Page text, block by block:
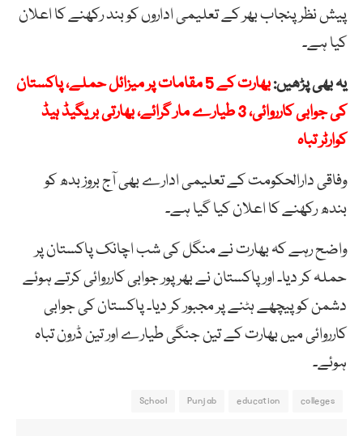
پیش نظر پنجاب بھر کے تعلیمی اداروں کو بند رکھنے کا اعلان
کیا ہے۔
یہ بھی پڑھیں:
بھارت کے 5 مقامات پر میزائل حملے، پاکستان
کی جوابی کارروائی، 3 طیارے مار گرائے، بھارتی بریگیڈ ہیڈ
کوارٹر تباہ
وفاقی دارالحکومت کے تعلیمی ادارے بھی آج بروز بدھ کو
بندھ رکھنے کا اعلان کیا گیا ہے۔
واضح رہے کہ بھارت نے منگل کی شب اچانک پاکستان پر
حملہ کر دیا۔ اور پاکستان نے بھرپور جوابی کارروائی کرتے ہوئے
دشمن کو پیچھے ہٹنے پر مجبور کر دیا۔ پاکستان کی جوابی
کارروائی میں بھارت کے تین جنگی طیارے اور تین ڈرون تباہ
ہوئے۔
colleges
education
Punjab
School